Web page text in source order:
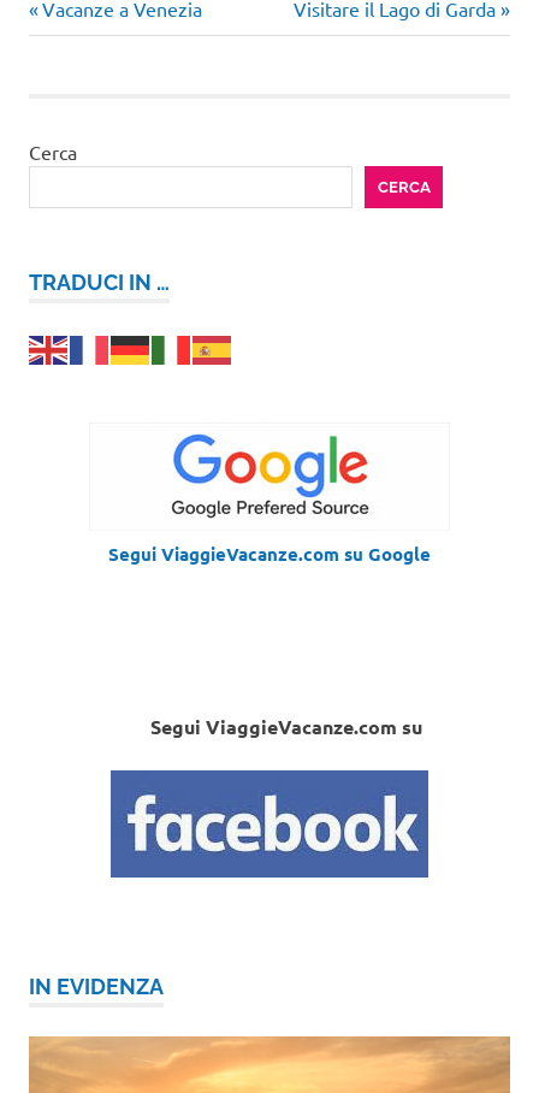
Navigazione
Articolo
precedente:
Vacanze a Venezia
Articolo
successivo:
Visitare il Lago di Garda
Cerca
CERCA
TRADUCI IN …
Segui ViaggieVacanze.com su Google
Segui ViaggieVacanze.com su
IN EVIDENZA